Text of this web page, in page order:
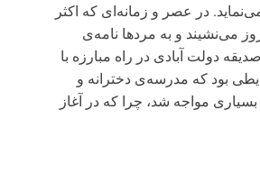
در عصر و زمانه‌ای که اکثر
می‌نشیند و به مردها نامه‌ی
دولت آبادی در راه مبارزه با
بود که مدرسه‌ی دخترانه و
مواجه شد، چرا که در آغاز